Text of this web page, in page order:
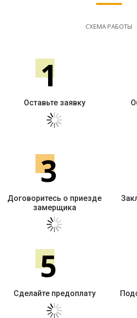
СХЕМА РАБОТЫ
1
Оставьте заявку
3
Договоритесь о приезде
замерщика
5
Сделайте предоплату